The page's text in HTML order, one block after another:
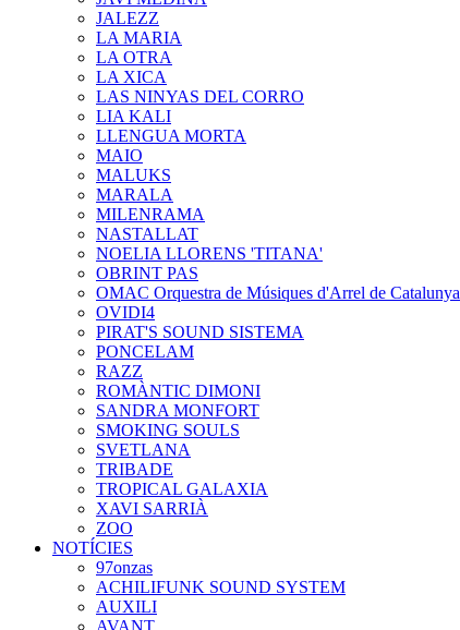
JALEZZ
LA MARIA
LA OTRA
LA XICA
LAS NINYAS DEL CORRO
LIA KALI
LLENGUA MORTA
MAIO
MALUKS
MARALA
MILENRAMA
NASTALLAT
NOELIA LLORENS 'TITANA'
OBRINT PAS
OMAC Orquestra de Músiques d'Arrel de Catalunya
OVIDI4
PIRAT'S SOUND SISTEMA
PONCELAM
RAZZ
ROMÀNTIC DIMONI
SANDRA MONFORT
SMOKING SOULS
SVETLANA
TRIBADE
TROPICAL GALAXIA
XAVI SARRIÀ
ZOO
NOTÍCIES
97onzas
ACHILIFUNK SOUND SYSTEM
AUXILI
AVANT